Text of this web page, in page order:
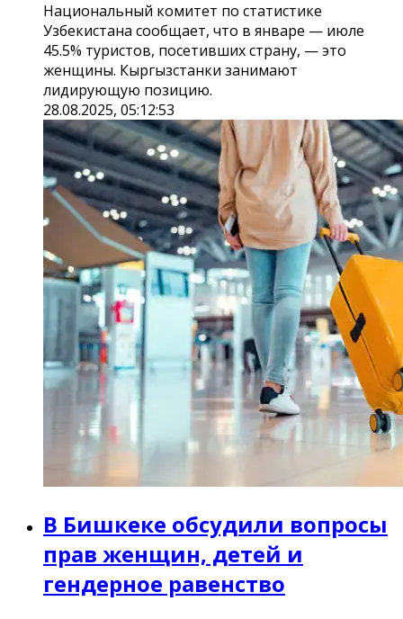
Национальный комитет по статистике
Узбекистана сообщает, что в январе — июле
45.5% туристов, посетивших страну, — это
женщины. Кыргызстанки занимают
лидирующую позицию.
28.08.2025, 05:12:53
В Бишкеке обсудили вопросы
прав женщин, детей и
гендерное равенство